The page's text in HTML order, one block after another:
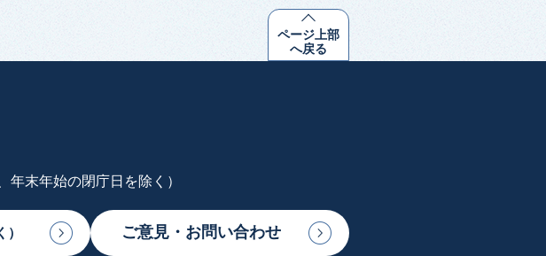
ページ上部
へ戻る
末年始の閉庁日を除く）
ご意見・お問い合わせ